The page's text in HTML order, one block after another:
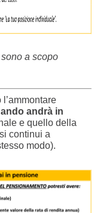
a scopo
andrà in
e quello della
continui a
modo).